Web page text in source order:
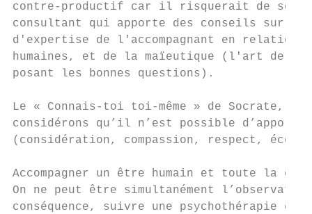
contre-productif car il risquerait de sortir
consultant qui apporte des conseils sur la
d'expertise de l'accompagnant en relation
humaines, et de la maïeutique (l'art de
posant les bonnes questions).
Le « Connais-toi toi-même » de Socrate,
considérons qu’il n’est possible d’apporter
(considération, compassion, respect,
Accompagner un être humain et toute la
On ne peut être simultanément
conséquence, suivre une psychothérapie